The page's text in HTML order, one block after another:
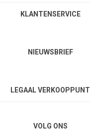
KLANTENSERVICE
NIEUWSBRIEF
LEGAAL VERKOOPPUNT
VOLG ONS